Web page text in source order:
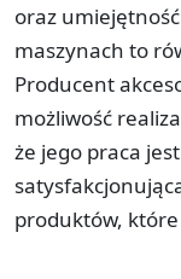
oraz
maszynach to
Producent
możliwość
że jego praca
produktów, które